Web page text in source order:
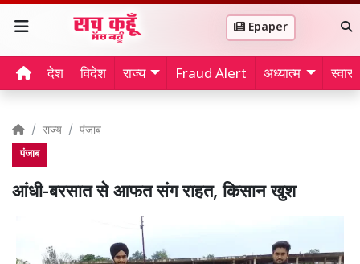
Epaper
देश विदेश राज्य Fraud Alert अध्यात्म
राज्य पंजाब
पंजाब
आंधी-बरसात से आफत संग राहत, किसान खुश